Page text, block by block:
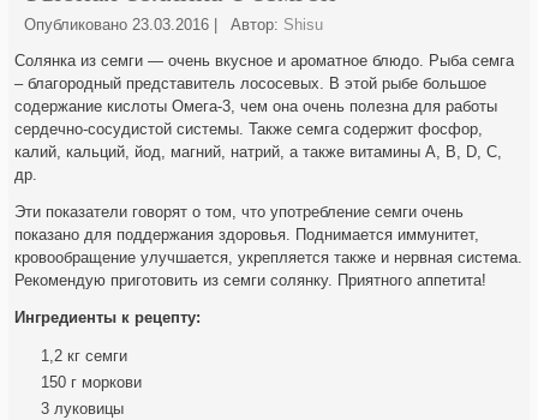
Опубликовано 23.03.2016 Автор: Shisu
Солянка из семги — очень вкусное и ароматное блюдо. Рыба семга
– благородный представитель лососевых. В этой рыбе большое
содержание кислоты Омега-3, чем она очень полезна для работы
сердечно-сосудистой системы. Также семга содержит фосфор,
калий, кальций, йод, магний, натрий, а также витамины А, В, D, С,
др.
Эти показатели говорят о том, что употребление семги очень
показано для поддержания здоровья. Поднимается иммунитет,
кровообращение улучшается, укрепляется также и нервная система.
Рекомендую приготовить из семги солянку. Приятного аппетита!
Ингредиенты к рецепту:
1,2 кг семги
150 г моркови
3 луковицы